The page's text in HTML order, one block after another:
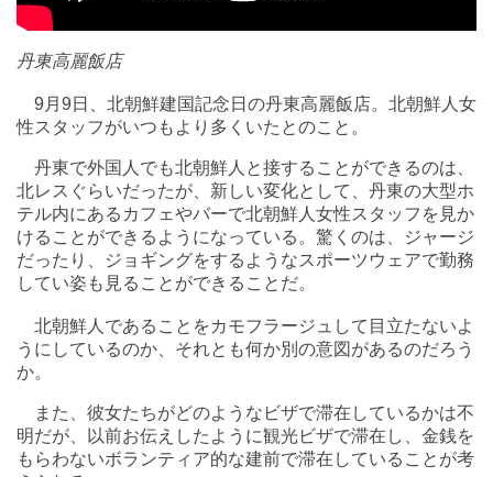
丹東高麗飯店
9月9日、北朝鮮建国記念日の丹東高麗飯店。北朝鮮人女
性スタッフがいつもより多くいたとのこと。
丹東で外国人でも北朝鮮人と接することができるのは、
北レスぐらいだったが、新しい変化として、丹東の大型ホ
テル内にあるカフェやバーで北朝鮮人女性スタッフを見か
けることができるようになっている。驚くのは、ジャージ
だったり、ジョギングをするようなスポーツウェアで勤務
してい姿も見ることができることだ。
北朝鮮人であることをカモフラージュして目立たないよ
うにしているのか、それとも何か別の意図があるのだろう
か。
また、彼女たちがどのようなビザで滞在しているかは不
明だが、以前お伝えしたように観光ビザで滞在し、金銭を
もらわないボランティア的な建前で滞在していることが考